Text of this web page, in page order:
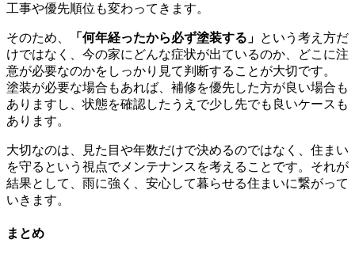
工事や優先順位も変わってきます。
そのため、 「何年経ったから必ず塗装する」 という考え方だ
けではなく、今の家にどんな症状が出ているのか、どこに注
意が必要なのかをしっかり見て判断することが大切です。
塗装が必要な場合もあれば、補修を優先した方が良い場合も
ありますし、状態を確認したうえで少し先でも良いケースも
あります。
大切なのは、見た目や年数だけで決めるのではなく、住まい
を守るという視点でメンテナンスを考えることです。それが
結果として、雨に強く、安心して暮らせる住まいに繋がって
いきます。
まとめ